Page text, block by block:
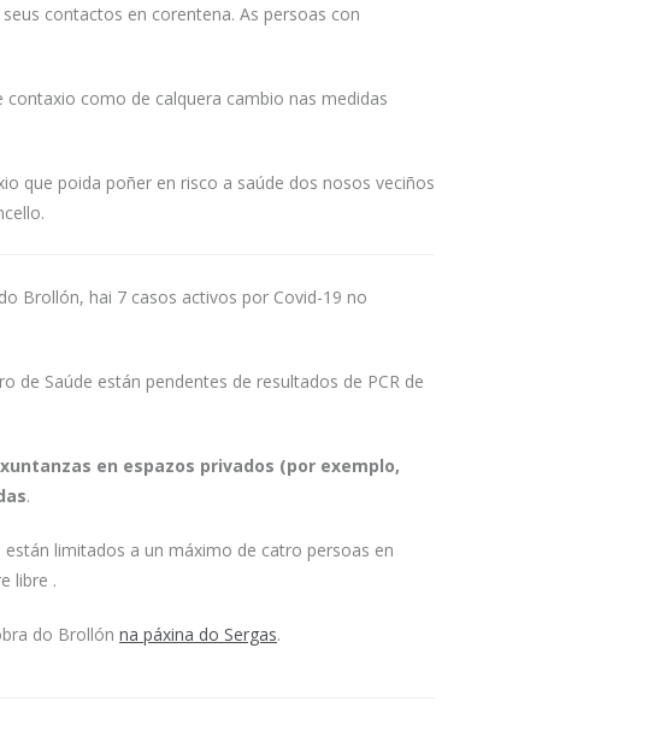
contactos en corentena. As persoas con
como de calquera cambio nas medidas
que poida poñer en risco a saúde dos nosos veciños
Brollón, hai 7 casos activos por Covid-19 no
de Saúde están pendentes de resultados de PCR de
en espazos privados (por exemplo,
.
limitados a un máximo de catro persoas en
libre .
do Brollón na páxina do Sergas.